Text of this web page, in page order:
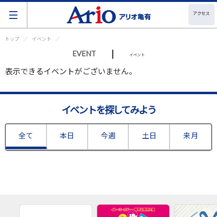
アクセス
トップ イベント
EVENT | イベント
表示できるイベントがございません。
イベントを探してみよう
全て 本日 今週 土日 来月